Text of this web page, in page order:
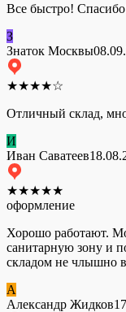
Все быстро!
З
Знаток Москвы
★★★★☆
Отличный склад,
И
Иван Саватеев
★★★★★
оформление
Хорошо работают.
санитарную зону и
складом не члышно
А
Александр Жидков